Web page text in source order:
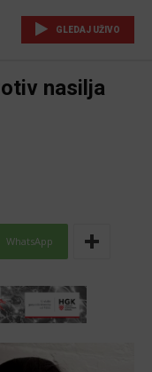
GLEDAJ UŽIVO
nasilja
WhatsApp